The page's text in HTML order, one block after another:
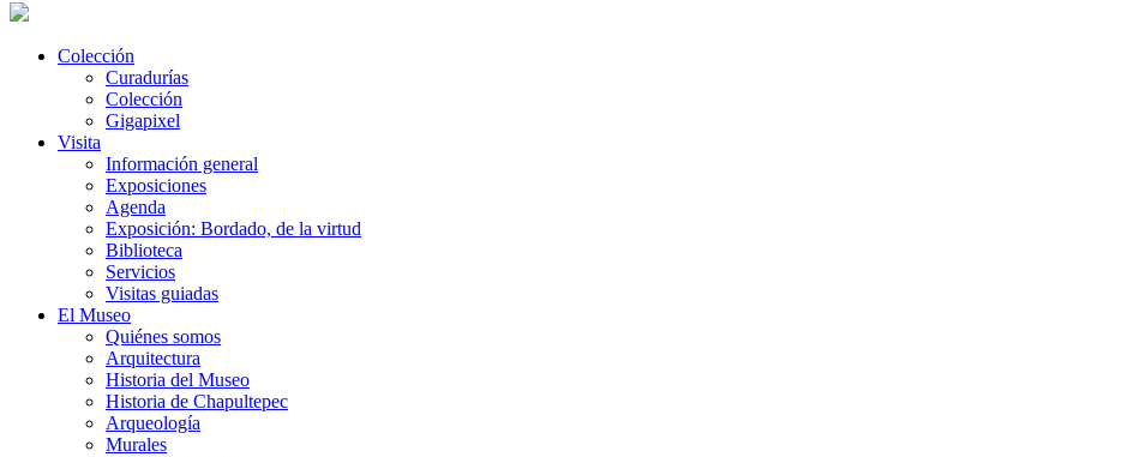
Colección
Curadurías
Colección
Gigapixel
Visita
Información general
Exposiciones
Agenda
Exposición: Bordado, de la virtud
Biblioteca
Servicios
Visitas guiadas
El Museo
Quiénes somos
Arquitectura
Historia del Museo
Historia de Chapultepec
Arqueología
Murales